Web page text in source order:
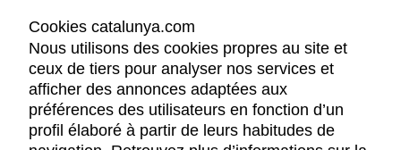
MENTIONS LÉGALES
RÈGLES DE CONFIDENTIALITÉ
COOKIES
Cookies catalunya.com
Nous utilisons des cookies propres au site et
ceux de tiers pour analyser nos services et
afficher des annonces adaptées aux
préférences des utilisateurs en fonction d’un
profil élaboré à partir de leurs habitudes de